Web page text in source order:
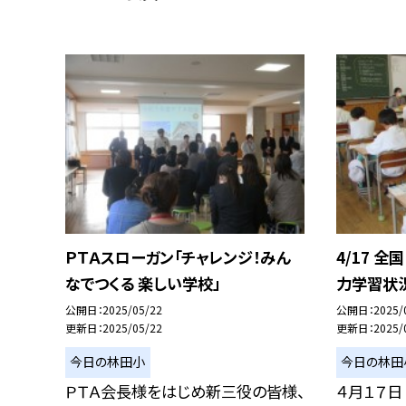
ＰＴＡスローガン「チャレンジ！みん
なでつくる 楽しい学校」
公開日 2025/05/22
更新日 2025/05/22
今日の林田小
ＰＴＡ会長様をはじめ新三役の皆様、
4/17 全国
力学習状
公開日
更新日
今日の林
４月１７